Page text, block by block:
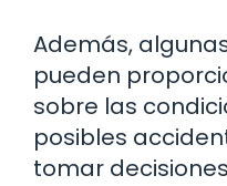
Además,
pueden
sobre las
posibles
tomar